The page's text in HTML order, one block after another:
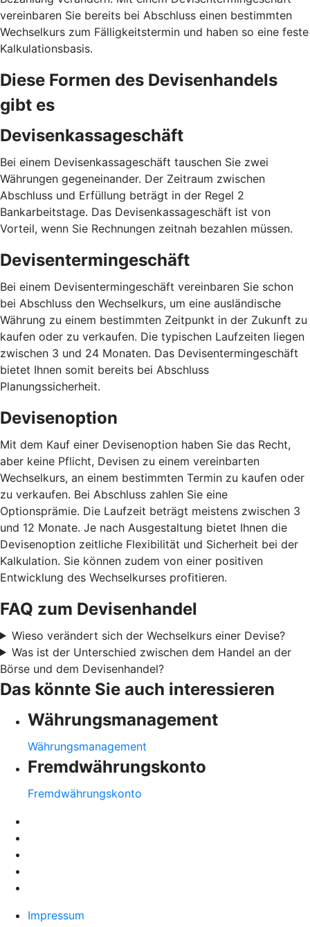
vereinbaren Sie bereits bei Abschluss einen bestimmten
Wechselkurs zum Fälligkeitstermin und haben so eine feste
Kalkulationsbasis.
Diese Formen des Devisenhandels
gibt es
Devisenkassageschäft
Bei einem Devisenkassageschäft tauschen Sie zwei
Währungen gegeneinander. Der Zeitraum zwischen
Abschluss und Erfüllung beträgt in der Regel 2
Bankarbeitstage. Das Devisenkassageschäft ist von
Vorteil, wenn Sie Rechnungen zeitnah bezahlen müssen.
Devisentermingeschäft
Bei einem Devisentermingeschäft vereinbaren Sie schon
bei Abschluss den Wechselkurs, um eine ausländische
Währung zu einem bestimmten Zeitpunkt in der Zukunft zu
kaufen oder zu verkaufen. Die typischen Laufzeiten liegen
zwischen 3 und 24 Monaten. Das Devisentermingeschäft
bietet Ihnen somit bereits bei Abschluss
Planungssicherheit.
Devisenoption
Mit dem Kauf einer Devisenoption haben Sie das Recht,
aber keine Pflicht, Devisen zu einem vereinbarten
Wechselkurs, an einem bestimmten Termin zu kaufen oder
zu verkaufen. Bei Abschluss zahlen Sie eine
Optionsprämie. Die Laufzeit beträgt meistens zwischen 3
und 12 Monate. Je nach Ausgestaltung bietet Ihnen die
Devisenoption zeitliche Flexibilität und Sicherheit bei der
Kalkulation. Sie können zudem von einer positiven
Entwicklung des Wechselkurses profitieren.
FAQ zum Devisenhandel
Wieso verändert sich der Wechselkurs einer Devise?
Was ist der Unterschied zwischen dem Handel an der
Börse und dem Devisenhandel?
Das könnte Sie auch interessieren
Währungsmanagement
Währungsmanagement
Fremdwährungskonto
Fremdwährungskonto
Impressum